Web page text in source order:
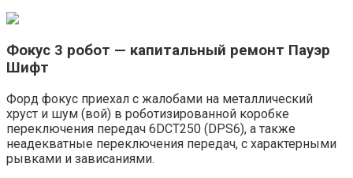
Фокус 3 робот — капитальный ремонт Пауэр
Шифт
Форд фокус приехал с жалобами на металлический
хруст и шум (вой) в роботизированной коробке
переключения передач 6DCT250 (DPS6), а также
неадекватные переключения передач, с характерными
рывками и зависаниями.